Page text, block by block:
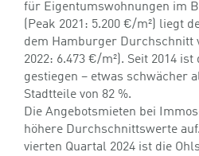
für Eigentumswohnungen im
(Peak 2021: 5.200 €/m²) liegt
dem Hamburger Durchschnitt
2022: 6.473 €/m²). Seit 2014
gestiegen – etwas schwächer
Stadtteile von 82 %.
Die Angebotsmieten bei
höhere Durchschnittswerte
vierten Quartal 2024 ist die